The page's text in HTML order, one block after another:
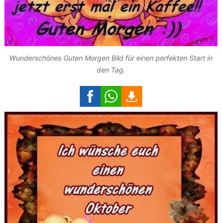
Wunderschönes Guten Morgen Bild für einen perfekten Start in
den Tag.